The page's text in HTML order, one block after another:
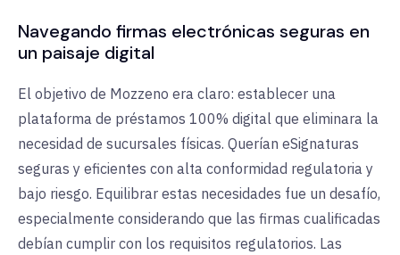
Navegando firmas electrónicas seguras en
un paisaje digital
El objetivo de Mozzeno era claro: establecer una
plataforma de préstamos 100% digital que eliminara la
necesidad de sucursales físicas. Querían eSignaturas
seguras y eficientes con alta conformidad regulatoria y
bajo riesgo. Equilibrar estas necesidades fue un desafío,
especialmente considerando que las firmas cualificadas
debían cumplir con los requisitos regulatorios. Las